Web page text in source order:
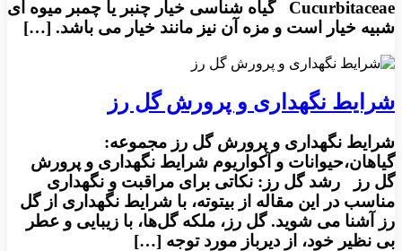
Cucurbitaceae گیاه شناسی خیار چنبر یا چمبر میوه ای
شبیه خیار است و مزه آن نیز مانند خیار می باشد. […]
شرایط نگهداری و پرورش گل رز
شرایط نگهداری و پرورش گل رز مجموعه:
گیاهان،حیوانات و آکواریوم شرایط نگهداری و پرورش
گل رز رشد گل رز: نکاتی برای مراقبت و نگهداری
مناسب در این مقاله از بیتوته، با شرایط نگهداری از گل
رز آشنا می شوید. گل رز، ملکه گل‌ها، با زیبایی و عطر
بی نظیر خود، از دیرباز مورد توجه […]